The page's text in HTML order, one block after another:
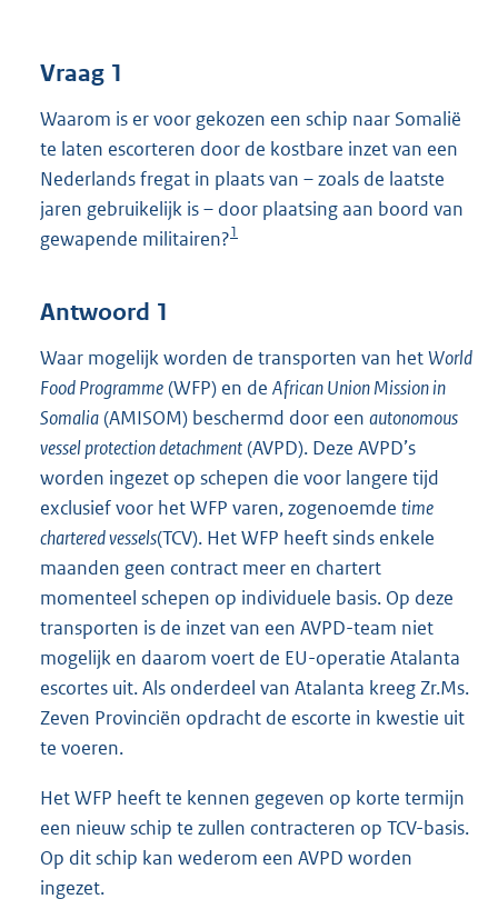
Vraag 1
Waarom is er voor gekozen een schip naar Somalië
te laten escorteren door de kostbare inzet van een
Nederlands fregat in plaats van – zoals de laatste
jaren gebruikelijk is – door plaatsing aan boord van
gewapende militairen?1
Antwoord 1
Waar mogelijk worden de transporten van hetWorld
Food Programme(WFP) en de African Union Mission in
Somalia(AMISOM) beschermd door een autonomous
vessel protection detachment(AVPD). Deze AVPD’s
worden ingezet op schepen die voor langere tijd
exclusief voor het WFP varen, zogenoemde time
chartered vessels(TCV). Het WFP heeft sinds enkele
maanden geen contract meer en chartert
momenteel schepen op individuele basis. Op deze
transporten is de inzet van een AVPD-team niet
mogelijk en daarom voert de EU-operatie Atalanta
escortes uit. Als onderdeel van Atalanta kreeg Zr.Ms.
Zeven Provinciën opdracht de escorte in kwestie uit
te voeren.
Het WFP heeft te kennen gegeven op korte termijn
een nieuw schip te zullen contracteren op TCV-basis.
Op dit schip kan wederom een AVPD worden
ingezet.